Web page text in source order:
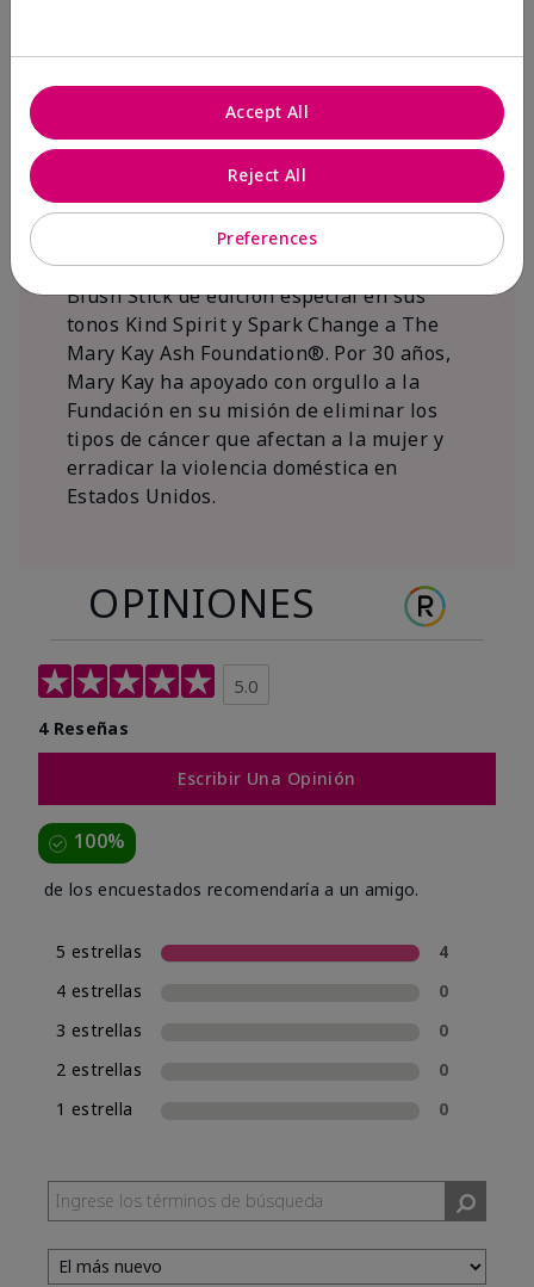
Juntas hacemos la diferencia.
Únete al programa global El rosa cambia
vidas® de Mary Kay y ayuda a cambiar la
vida de mujeres y sus familias en todo el
mundo. En Estados Unidos, del 26 de abril
al 15 de noviembre de 2026, Mary Kay Inc.
donará $1 de cada venta del Mary Kay®
Blush Stick de edición especial en sus
tonos Kind Spirit y Spark Change a The
Mary Kay Ash Foundation®. Por 30 años,
Mary Kay ha apoyado con orgullo a la
Fundación en su misión de eliminar los
tipos de cáncer que afectan a la mujer y
erradicar la violencia doméstica en
Estados Unidos.
OPINIONES
5.0
4 Reseñas
Escribir Una Opinión
100%
de los encuestados recomendaría a un amigo.
5 estrellas
4
4 estrellas
0
3 estrellas
0
2 estrellas
0
1 estrella
0
Preferences
Reject All
Accept All